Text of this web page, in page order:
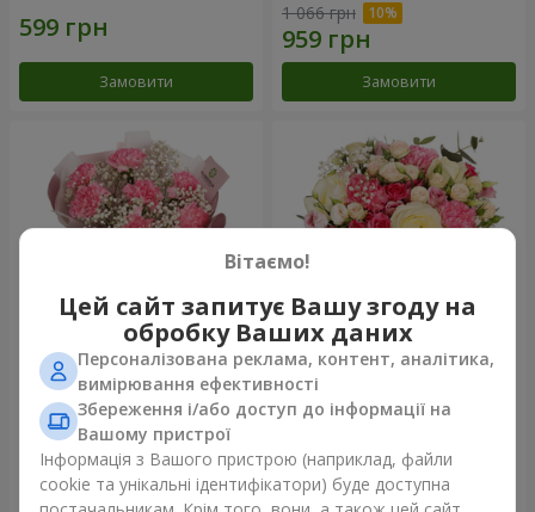
Замовити
1 066 грн
Замовити
Букет "Королева
Карибського моря"
1 449 грн
Замовити
Квіти в коробці "Помпадур"
Замовити
Вітаємо!
Цей сайт запитує Вашу згоду на
обробку Ваших даних
Персоналізована реклама, контент, аналітика,
вимірювання ефективності
Збереження і/або доступ до інформації на
Вашому пристрої
Інформація з Вашого пристрою (наприклад, файли
cookie та унікальні ідентифікатори) буде доступна